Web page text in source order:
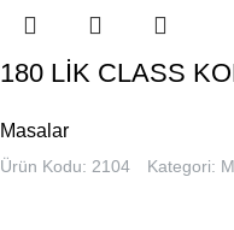
180 LİK CLASS
Masalar
Ürün Kodu: 2104 Kategori: